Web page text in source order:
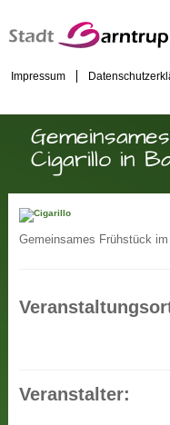
Impressum
Cigarillo in
Gemeinsames Frühstück
Veranstalter: